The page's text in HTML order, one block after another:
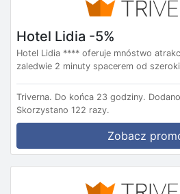
Hotel Lidia -5%
Hotel Lidia **** oferuje mnóstwo
zaledwie 2 minuty spacerem od
Triverna. Do końca 23 godziny.
Skorzystano 122 razy.
Zobacz